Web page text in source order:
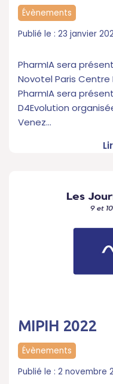
Évènements
23 janvier
PharmIA sera
Novotel Paris Centre
PharmIA sera
D4Evolution
Venez…
MIPIH 2022
Évènements
2 novembre